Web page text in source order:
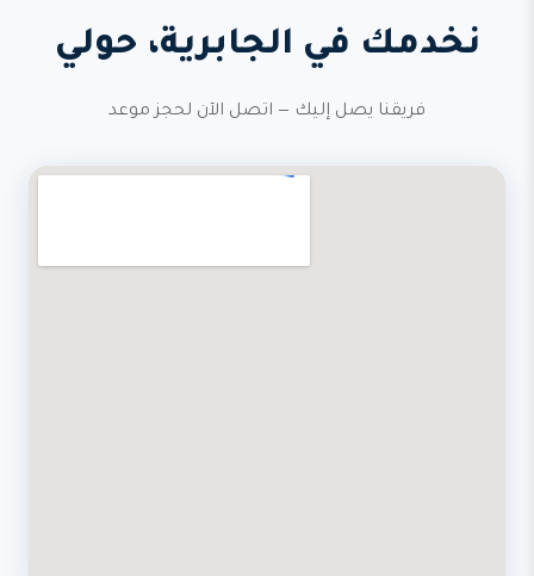
نخدمك في الجابرية، حولي
فريقنا يصل إليك — اتصل الآن لحجز موعد